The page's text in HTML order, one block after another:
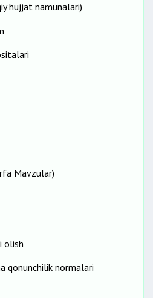
hujjat namunalari)
Mavzular)
olish
qonunchilik normalari